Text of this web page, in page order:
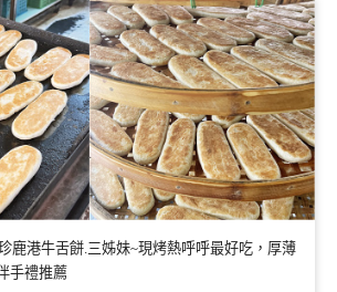
鹿港牛舌餅.三姊妹~現烤熱呼呼最好吃，厚薄
手禮推薦